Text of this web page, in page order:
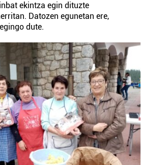
ekintza egin dituzte
Datozen egunetan ere,
dute.